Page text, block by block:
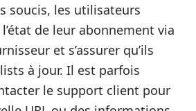
soucis, les utilisateurs
de leur abonnement via
et s’assurer qu’ils
à jour. Il est parfois
le support client pour